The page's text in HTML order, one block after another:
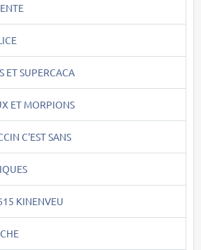
ET SUPERCACA
ET MORPIONS
C'EST SANS
KINENVEU